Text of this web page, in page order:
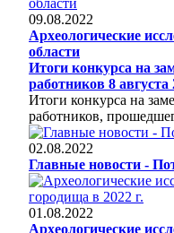
09.08.2022
Археологические
области
Итоги конкурса на
работников 8 августа
Итоги конкурса на
работников,
02.08.2022
Главные новости -
01.08.2022
Археологические